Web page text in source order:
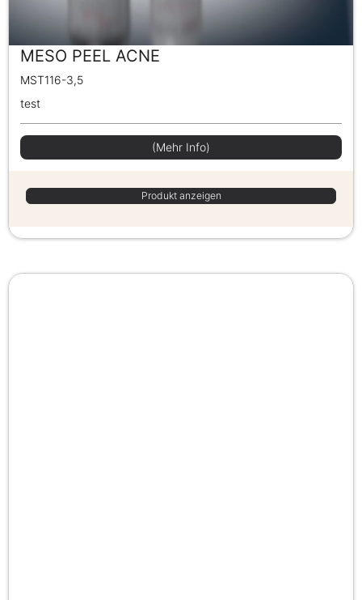
MESO PEEL ACNE
MST116-3,5
test
(Mehr Info)
Produkt anzeigen